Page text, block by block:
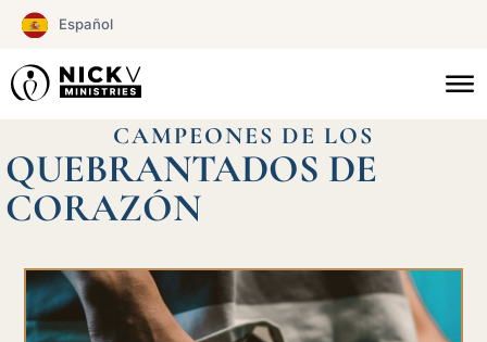
Español
contenido
CAMPEONES DE LOS
QUEBRANTADOS DE
CORAZÓN